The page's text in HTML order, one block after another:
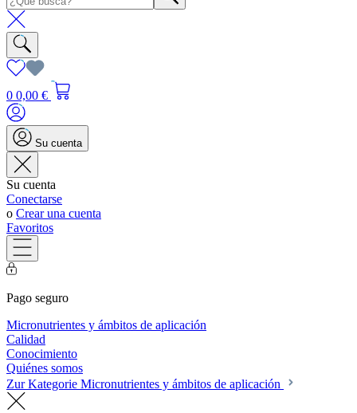
0 0,00 €
Su cuenta
Su cuenta
Conectarse
o Crear una cuenta
Favoritos
Pago seguro
Micronutrientes y ámbitos de aplicación
Calidad
Conocimiento
Quiénes somos
Zur Kategorie Micronutrientes y ámbitos de aplicación